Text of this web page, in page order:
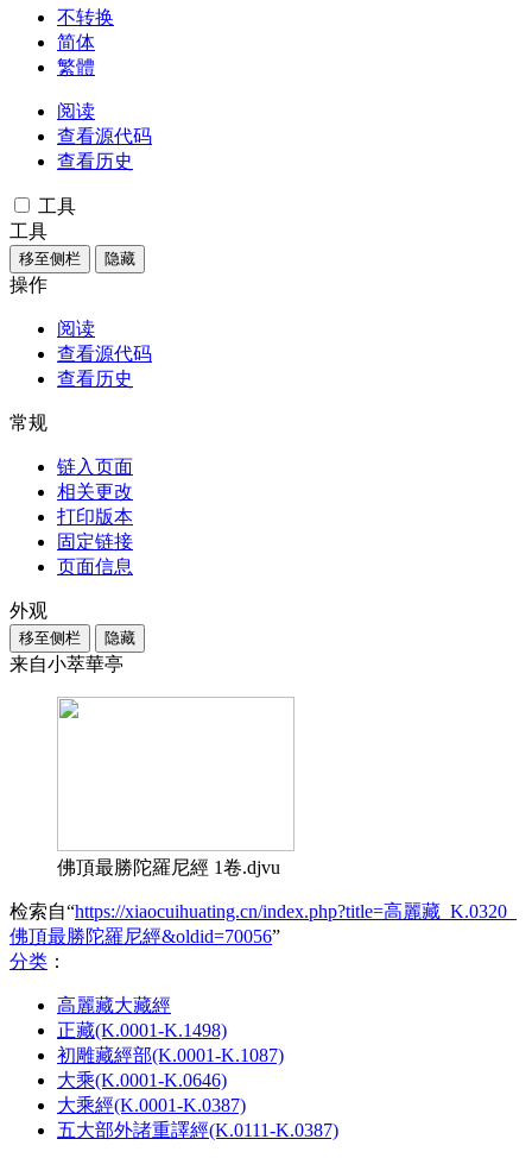
不转换
简体
繁體
阅读
查看源代码
查看历史
工具
工具
移至侧栏 隐藏
操作
阅读
查看源代码
查看历史
常规
链入页面
相关更改
打印版本
固定链接
页面信息
外观
移至侧栏 隐藏
来自小萃華亭
佛頂最勝陀羅尼經 1卷.djvu
检索自“https://xiaocuihuating.cn/index.php?title=高麗藏_K.0320_
佛頂最勝陀羅尼經&oldid=70056”
分类 ：​
高麗藏大藏經
正藏(K.0001-K.1498)
初雕藏經部(K.0001-K.1087)
大乘(K.0001-K.0646)
大乘經(K.0001-K.0387)
五大部外諸重譯經(K.0111-K.0387)